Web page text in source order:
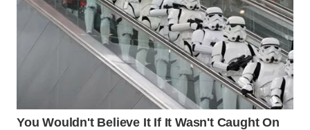
WN
MALUKU
WN
DAIRI